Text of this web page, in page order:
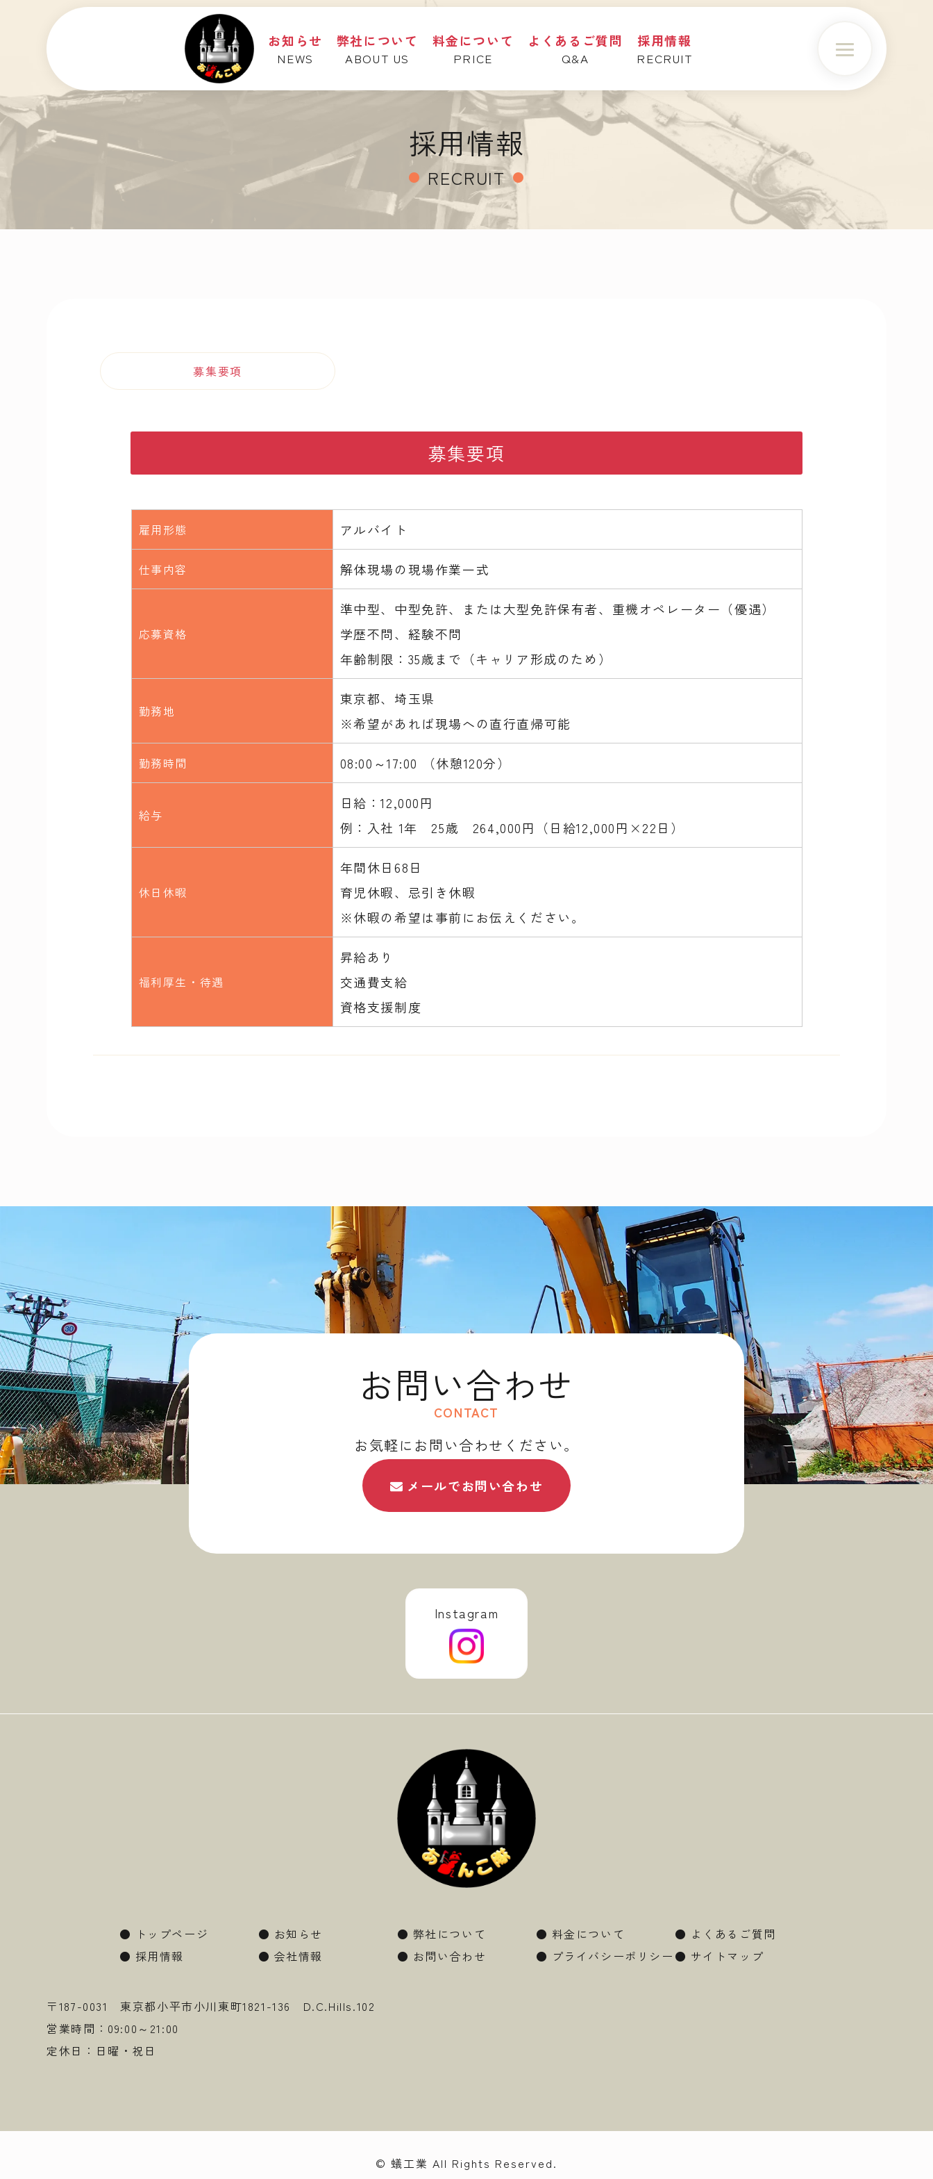
お知らせ
NEWS
弊社について
ABOUT US
料金について
PRICE
よくあるご質問
Q&A
採用情報
RECRUIT
採用情報
● RECRUIT ●
募集要項
募集要項
雇用形態 アルバイト
仕事内容 解体現場の現場作業一式
応募資格
準中型、中型免許、または大型免許保有者、重機オペレーター（優遇）
学歴不問、経験不問
年齢制限：35歳まで（キャリア形成のため）
勤務地
東京都、埼玉県
※希望があれば現場への直行直帰可能
勤務時間 08:00～17:00 （休憩120分）
給与
日給：12,000円
例：入社 1年 25歳 264,000円（日給12,000円×22日）
休日休暇
年間休日68日
育児休暇、忌引き休暇
※休暇の希望は事前にお伝えください。
福利厚生・待遇
昇給あり
交通費支給
資格支援制度
お問い合わせ
CONTACT
お気軽にお問い合わせください。
メールでお問い合わせ
Instagram
● トップページ ● お知らせ ● 弊社について ● 料金について ● よくあるご質問
● 採用情報 ● 会社情報 ● お問い合わせ ● プライバシーポリシー ● サイトマップ
〒187-0031 東京都小平市小川東町1821-136 D.C.Hills.102
営業時間：09:00～21:00
定休日：日曜・祝日
© 蟻工業 All Rights Reserved.